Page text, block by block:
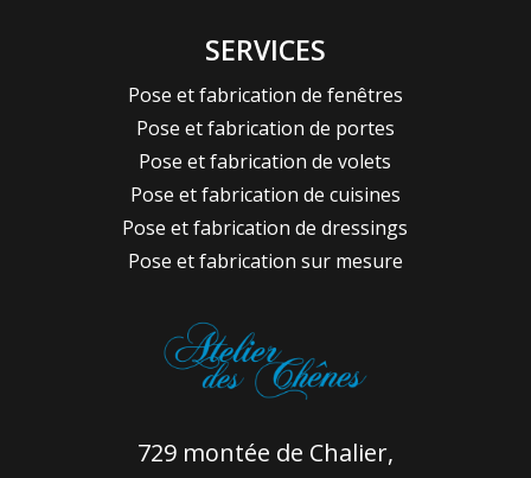
SERVICES
Pose et fabrication de fenêtres
Pose et fabrication de portes
Pose et fabrication de volets
Pose et fabrication de cuisines
Pose et fabrication de dressings
Pose et fabrication sur mesure
729 montée de Chalier,